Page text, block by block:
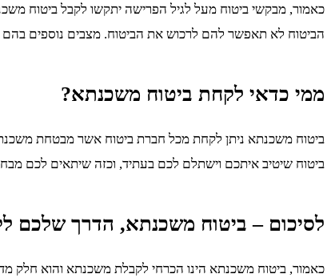
כאמור, מבקשי ביטוח מעל לגיל הפרישה יתקשו לקבל ביטוח
הביטוח לא תאפשר להם לרכוש את הביטוח. מצבים נוספים בהם
ממי כדאי לקחת ביטוח משכנתא?
ביטוח משכנתא ניתן לקחת מכל חברת ביטוח אשר מבטחת
ביטוח שיטיב איתכם וישתלם לכם בעתיד, וכזה שיתאים לכם
לסיכום – ביטוח משכנתא, הדרך שלכם
כאמור, ביטוח משכנתא הינו הכרחי לקבלת משכנתא והוא חלק